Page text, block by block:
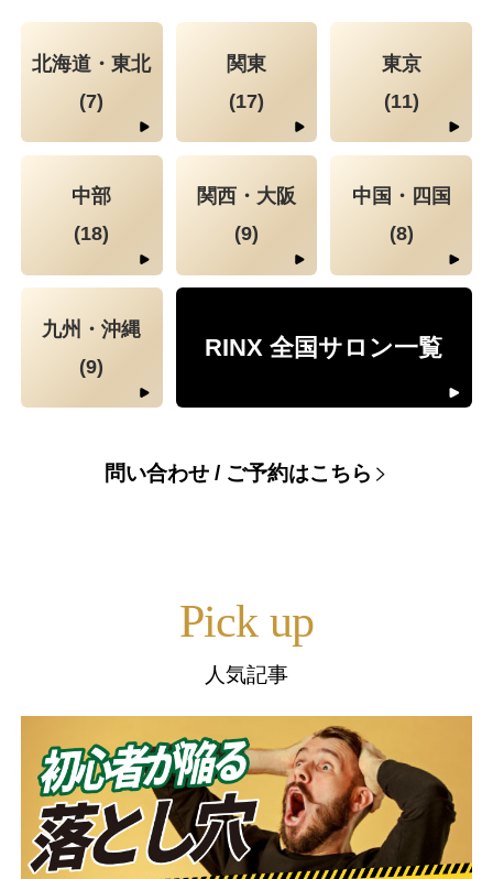
北海道・東北
(7)
関東
(17)
東京
(11)
中部
(18)
関西・大阪
(9)
中国・四国
(8)
九州・沖縄
(9)
RINX 全国サロン一覧
問い合わせ / ご予約はこちら
Pick up
人気記事